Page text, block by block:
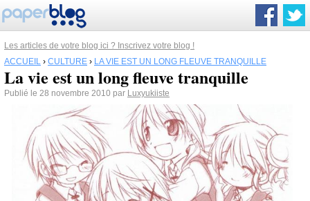
Les articles de votre blog ici ? Inscrivez votre blog !
ACCUEIL › CULTURE › LA VIE EST UN LONG FLEUVE TRANQUILLE
La vie est un long fleuve tranquille
Publié le 28 novembre 2010 par Luxyukiiste